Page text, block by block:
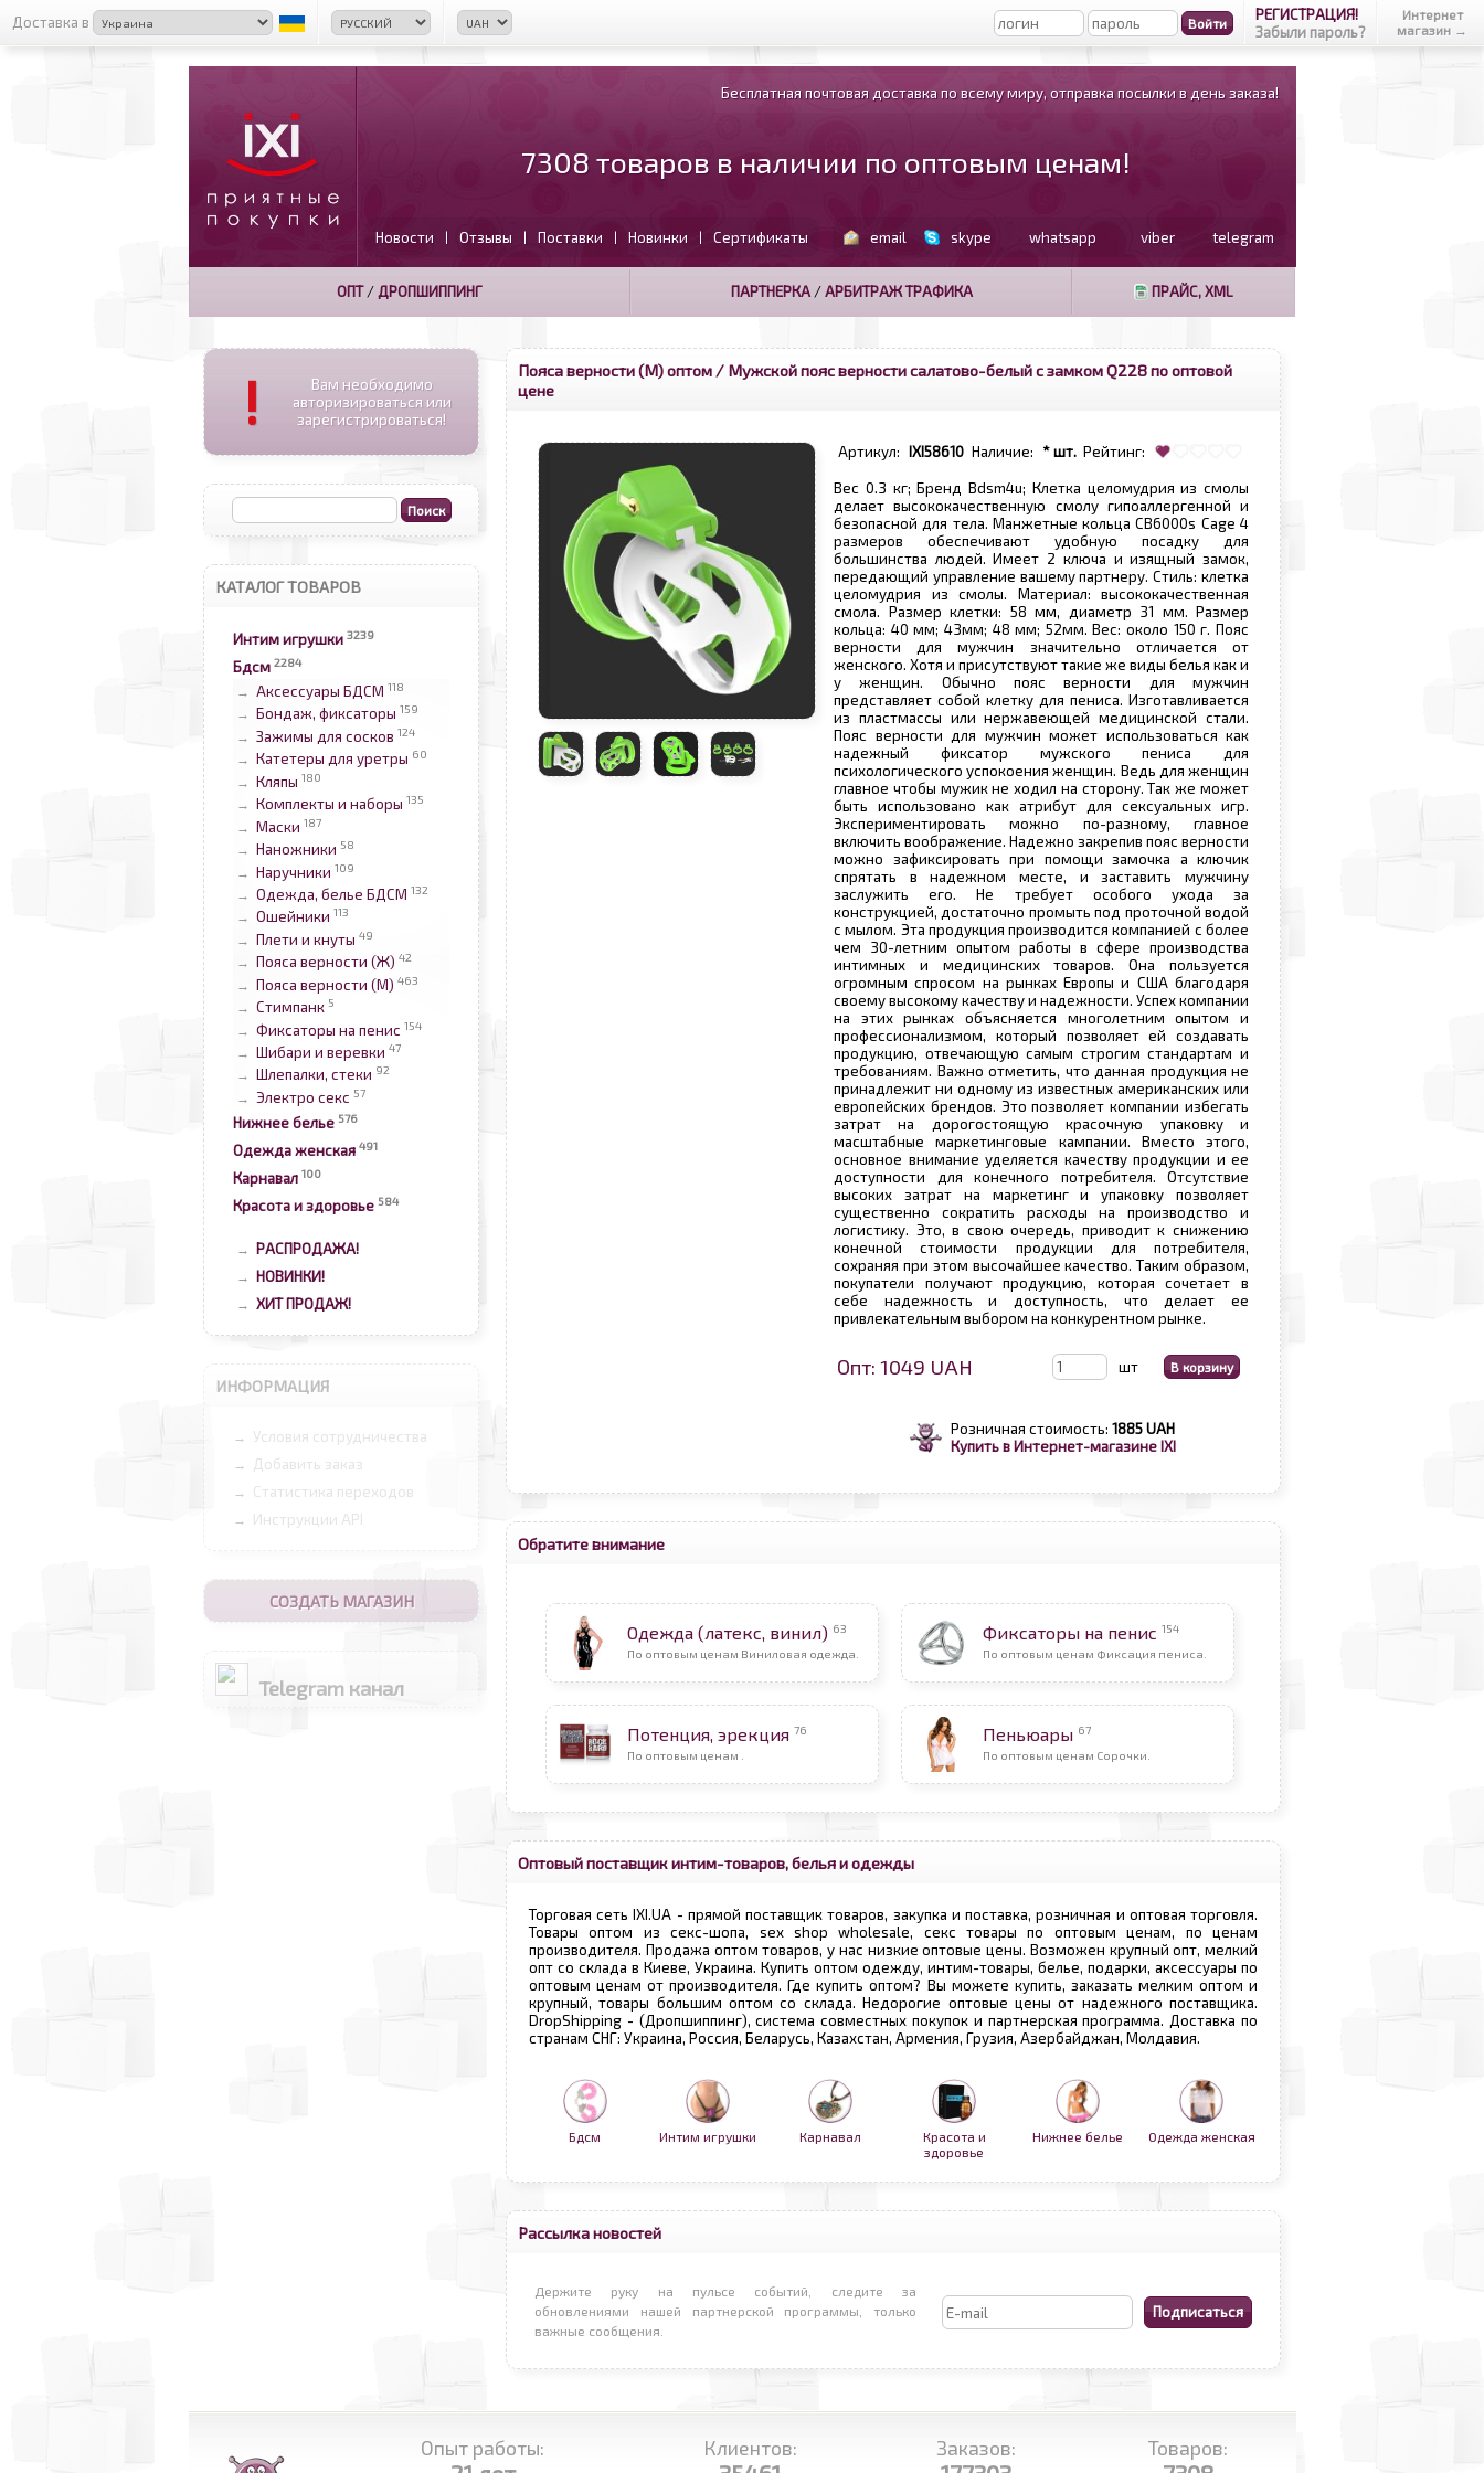
Доставка в
РЕГИСТРАЦИЯ!
Забыли пароль?
Интернет
магазин →
Бесплатная почтовая доставка по всему миру, отправка посылки в день заказа!
7308 товаров в наличии по оптовым ценам!
Новости | Отзывы | Поставки | Новинки | Сертификаты email skype whatsapp viber telegram
ОПТ/ ДРОПШИППИНГ ПАРТНЕРКА/АРБИТРАЖ ТРАФИКА ПРАЙС, XML
!
Вам необходимо
авторизироваться или
зарегистрироваться!
КАТАЛОГ ТОВАРОВ
Интим игрушки 3239
Бдсм 2284
→ Аксессуары БДСМ 118
→ Бондаж, фиксаторы 159
→ Зажимы для сосков 124
→ Катетеры для уретры 60
→ Кляпы 180
→ Комплекты и наборы 135
→ Маски 187
→ Наножники 58
→ Наручники 109
→ Одежда, белье БДСМ 132
→ Ошейники 113
→ Плети и кнуты 49
→ Пояса верности (Ж) 42
→ Пояса верности (М) 463
→ Стимпанк 5
→ Фиксаторы на пенис 154
→ Шибари и веревки 47
→ Шлепалки, стеки 92
→ Электро секс 57
Нижнее белье 576
Одежда женская 491
Карнавал 100
Красота и здоровье 584
→ РАСПРОДАЖА!
→ НОВИНКИ!
→ ХИТ ПРОДАЖ!
ИНФОРМАЦИЯ
→ Условия сотрудничества
→ Добавить заказ
→ Статистика переходов
→ Инструкции API
СОЗДАТЬ МАГАЗИН
Telegram канал
Пояса верности (М) оптом / Мужской пояс верности салатово-белый с замком Q228 по оптовой
цене
Артикул: IXI58610 Наличие: * шт. Рейтинг:
Вес 0.3 кг; Бренд Bdsm4u; Клетка целомудрия из смолы
делает высококачественную смолу гипоаллергенной и
безопасной для тела. Манжетные кольца CB6000s Cage 4
размеров обеспечивают удобную посадку для
большинства людей. Имеет 2 ключа и изящный замок,
передающий управление вашему партнеру. Стиль: клетка
целомудрия из смолы. Материал: высококачественная
смола. Размер клетки: 58 мм, диаметр 31 мм. Размер
кольца: 40 мм; 43мм; 48 мм; 52мм. Вес: около 150 г. Пояс
верности для мужчин значительно отличается от
женского. Хотя и присутствуют такие же виды белья как и
у женщин. Обычно пояс верности для мужчин
представляет собой клетку для пениса. Изготавливается
из пластмассы или нержавеющей медицинской стали.
Пояс верности для мужчин может использоваться как
надежный фиксатор мужского пениса для
психологического успокоения женщин. Ведь для женщин
главное чтобы мужик не ходил на сторону. Так же может
быть использовано как атрибут для сексуальных игр.
Экспериментировать можно по-разному, главное
включить воображение. Надежно закрепив пояс верности
можно зафиксировать при помощи замочка а ключик
спрятать в надежном месте, и заставить мужчину
заслужить его. Не требует особого ухода за
конструкцией, достаточно промыть под проточной водой
с мылом. Эта продукция производится компанией с более
чем 30-летним опытом работы в сфере производства
интимных и медицинских товаров. Она пользуется
огромным спросом на рынках Европы и США благодаря
своему высокому качеству и надежности. Успех компании
на этих рынках объясняется многолетним опытом и
профессионализмом, который позволяет ей создавать
продукцию, отвечающую самым строгим стандартам и
требованиям. Важно отметить, что данная продукция не
принадлежит ни одному из известных американских или
европейских брендов. Это позволяет компании избегать
затрат на дорогостоящую красочную упаковку и
масштабные маркетинговые кампании. Вместо этого,
основное внимание уделяется качеству продукции и ее
доступности для конечного потребителя. Отсутствие
высоких затрат на маркетинг и упаковку позволяет
существенно сократить расходы на производство и
логистику. Это, в свою очередь, приводит к снижению
конечной стоимости продукции для потребителя,
сохраняя при этом высочайшее качество. Таким образом,
покупатели получают продукцию, которая сочетает в
себе надежность и доступность, что делает ее
привлекательным выбором на конкурентном рынке.
Опт: 1049 UAH шт
Розничная стоимость: 1885 UAH
Купить в Интернет-магазине IXI
Обратите внимание
Одежда (латекс, винил) 63
По оптовым ценам Виниловая одежда.
Фиксаторы на пенис 154
По оптовым ценам Фиксация пениса.
Потенция, эрекция 76
По оптовым ценам .
Пеньюары 67
По оптовым ценам Сорочки.
Оптовый поставщик интим-товаров, белья и одежды
Торговая сеть IXI.UA - прямой поставщик товаров, закупка и поставка, розничная и оптовая торговля.
Товары оптом из секс-шопа, sex shop wholesale, секс товары по оптовым ценам, по ценам
производителя. Продажа оптом товаров, у нас низкие оптовые цены. Возможен крупный опт, мелкий
опт со склада в Киеве, Украина. Купить оптом одежду, интим-товары, белье, подарки, аксессуары по
оптовым ценам от производителя. Где купить оптом? Вы можете купить, заказать мелким оптом и
крупный, товары большим оптом со склада. Недорогие оптовые цены от надежного поставщика.
DropShipping - (Дропшиппинг), система совместных покупок и партнерская программа. Доставка по
странам СНГ: Украина, Россия, Беларусь, Казахстан, Армения, Грузия, Азербайджан, Молдавия.
Бдсм Интим игрушки Карнавал
Красота и
здоровье
Нижнее белье Одежда женская
Рассылка новостей
Держите руку на пульсе событий, следите за
обновлениями нашей партнерской программы, только
важные сообщения.
Опыт работы: Клиентов: Заказов: Товаров: